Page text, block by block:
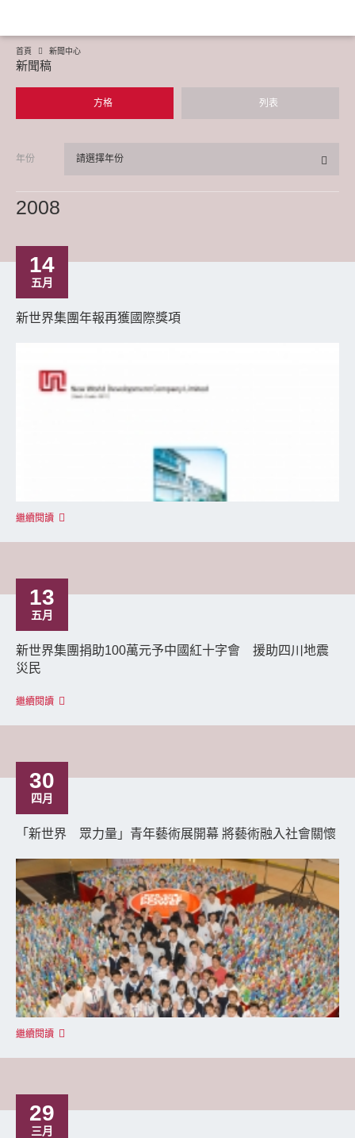
首頁 新聞中心
新聞稿
方格 列表
年份 請選擇年份
2008
14
五月
新世界集團年報再獲國際獎項
繼續閱讀
13
五月
新世界集團捐助100萬元予中國紅十字會 援助四川地震
災民
繼續閱讀
30
四月
「新世界 眾力量」青年藝術展開幕 將藝術融入社會關懷
繼續閱讀
29
三月